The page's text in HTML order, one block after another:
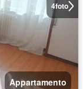
4foto
Appartamento